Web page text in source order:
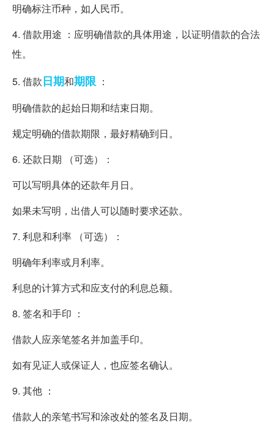
明确标注币种，如人民币。
4. 借款用途 ：应明确借款的具体用途，以证明借款的合法
性。
5. 借款日期和期限 ：
明确借款的起始日期和结束日期。
规定明确的借款期限，最好精确到日。
6. 还款日期 （可选）：
可以写明具体的还款年月日。
如果未写明，出借人可以随时要求还款。
7. 利息和利率 （可选）：
明确年利率或月利率。
利息的计算方式和应支付的利息总额。
8. 签名和手印 ：
借款人应亲笔签名并加盖手印。
如有见证人或保证人，也应签名确认。
9. 其他 ：
借款人的亲笔书写和涂改处的签名及日期。